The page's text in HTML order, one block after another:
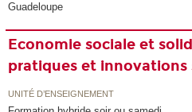
Guadeloupe
Economie sociale et
pratiques et innovations
UNITÉ D’ENSEIGNEMENT